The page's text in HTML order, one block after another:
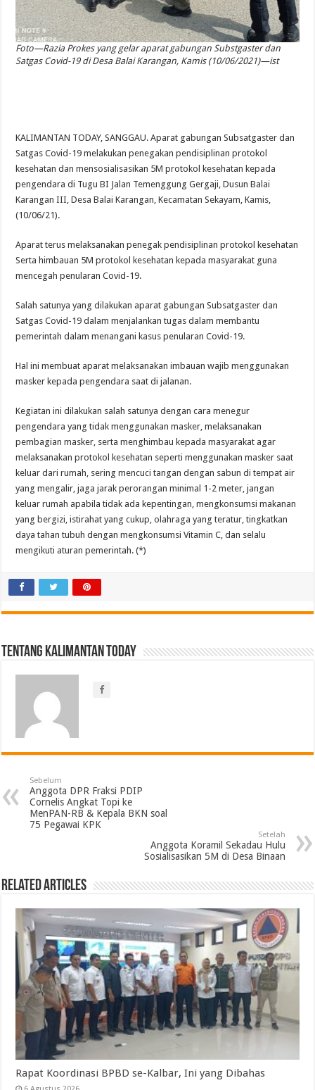
Foto—Razia Prokes yang gelar aparat gabungan Substgaster dan
Satgas Covid-19 di Desa Balai Karangan, Kamis (10/06/2021)—ist
KALIMANTAN TODAY, SANGGAU. Aparat gabungan Subsatgaster dan
Satgas Covid-19 melakukan penegakan pendisiplinan protokol
kesehatan dan mensosialisasikan 5M protokol kesehatan kepada
pengendara di Tugu BI Jalan Temenggung Gergaji, Dusun Balai
Karangan III, Desa Balai Karangan, Kecamatan Sekayam, Kamis,
(10/06/21).
Aparat terus melaksanakan penegak pendisiplinan protokol kesehatan
Serta himbauan 5M protokol kesehatan kepada masyarakat guna
mencegah penularan Covid-19.
Salah satunya yang dilakukan aparat gabungan Subsatgaster dan
Satgas Covid-19 dalam menjalankan tugas dalam membantu
pemerintah dalam menangani kasus penularan Covid-19.
Hal ini membuat aparat melaksanakan imbauan wajib menggunakan
masker kepada pengendara saat di jalanan.
Kegiatan ini dilakukan salah satunya dengan cara menegur
pengendara yang tidak menggunakan masker, melaksanakan
pembagian masker, serta menghimbau kepada masyarakat agar
melaksanakan protokol kesehatan seperti menggunakan masker saat
keluar dari rumah, sering mencuci tangan dengan sabun di tempat air
yang mengalir, jaga jarak perorangan minimal 1-2 meter, jangan
keluar rumah apabila tidak ada kepentingan, mengkonsumsi makanan
yang bergizi, istirahat yang cukup, olahraga yang teratur, tingkatkan
daya tahan tubuh dengan mengkonsumsi Vitamin C, dan selalu
mengikuti aturan pemerintah. (*)
Tentang Kalimantan Today
Sebelum
Anggota DPR Fraksi PDIP
Cornelis Angkat Topi ke
MenPAN-RB & Kepala BKN soal
75 Pegawai KPK
Setelah
Anggota Koramil Sekadau Hulu
Sosialisasikan 5M di Desa Binaan
Related Articles
Rapat Koordinasi BPBD se-Kalbar, Ini yang Dibahas